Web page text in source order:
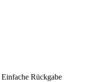
Einfache Rückgabe